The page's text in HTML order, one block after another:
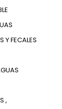
Y FECALES
,